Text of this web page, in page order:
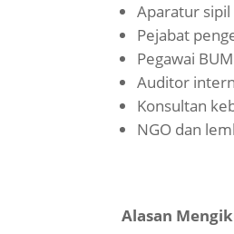
Aparatur sipil
Pejabat
Pegawai
Auditor
Konsultan
NGO dan
Alasan